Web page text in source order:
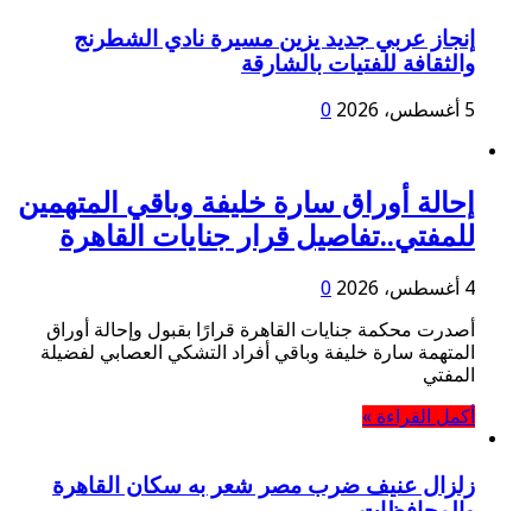
إنجاز عربي جديد يزين مسيرة نادي الشطرنج
والثقافة للفتيات بالشارقة
5 أغسطس، 2026 0
إحالة أوراق سارة خليفة وباقي المتهمين
للمفتي..تفاصيل قرار جنايات القاهرة
4 أغسطس، 2026
0
أصدرت محكمة جنايات القاهرة قرارًا بقبول وإحالة أوراق
المتهمة سارة خليفة وباقي أفراد التشكي العصابي لفضيلة
المفتي
أكمل القراءة »
زلزال عنيف ضرب مصر شعر به سكان القاهرة